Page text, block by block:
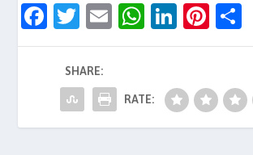
F
a
e
b
T
w
itt
er
E
m
l
W
h
s
Li
n
e
dI
Pi
nt
es
t
SHARE:
RATE: